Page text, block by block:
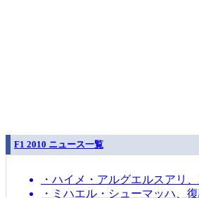
F1 2010 ニュース一覧
・ハイメ・アルグエルスアリ
・ミハエル・シューマッハ、